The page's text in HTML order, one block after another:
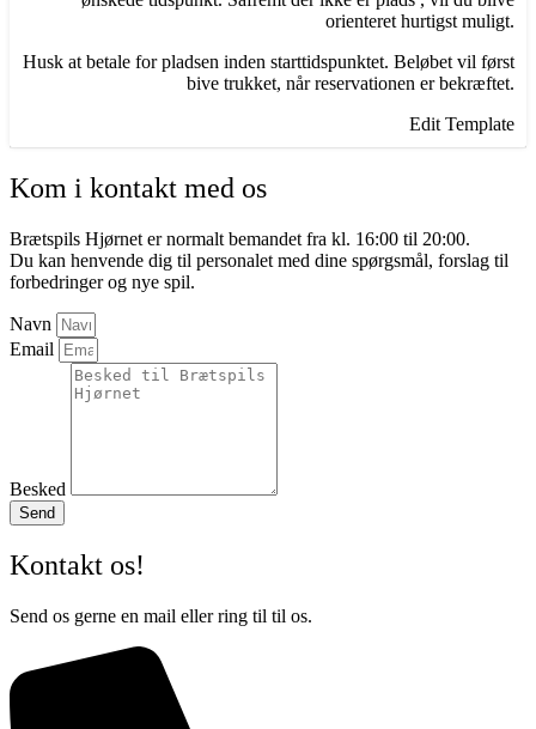
orienteret hurtigst muligt.
Husk at betale for pladsen inden starttidspunktet. Beløbet vil først
bive trukket, når reservationen er bekræftet.
Edit Template
Kom i kontakt med os
Brætspils Hjørnet er normalt bemandet fra kl. 16:00 til 20:00.
Du kan henvende dig til personalet med dine spørgsmål, forslag til
forbedringer og nye spil.
Navn
Email
Besked
Send
Kontakt os!
Send os gerne en mail eller ring til til os.